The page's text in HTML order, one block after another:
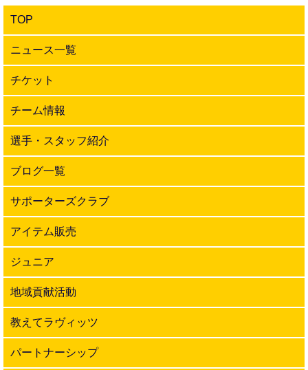
TOP
ニュース一覧
チケット
チーム情報
選手・スタッフ紹介
ブログ一覧
サポーターズクラブ
アイテム販売
ジュニア
地域貢献活動
教えてラヴィッツ
パートナーシップ